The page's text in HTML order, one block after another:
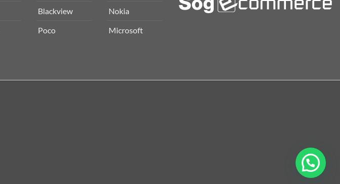
Blackview
Poco
Nokia
Microsoft